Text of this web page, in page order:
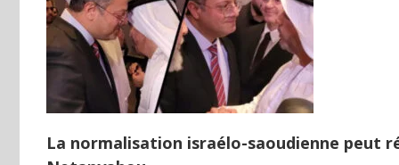
La normalisation israélo-saoudienne peut